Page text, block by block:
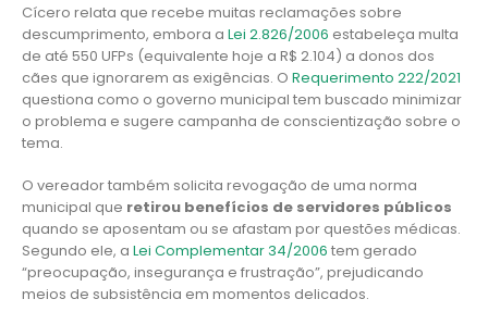
Cícero relata que recebe muitas reclamações sobre
descumprimento, embora a Lei 2.826/2006 estabeleça multa
de até 550 UFPs (equivalente hoje a R$ 2.104) a donos dos
cães que ignorarem as exigências. O Requerimento 222/2021
questiona como o governo municipal tem buscado minimizar
o problema e sugere campanha de conscientização sobre o
tema.
O vereador também solicita revogação de uma norma
municipal que retirou benefícios de servidores públicos
quando se aposentam ou se afastam por questões médicas.
Segundo ele, a Lei Complementar 34/2006 tem gerado
“preocupação, insegurança e frustração”, prejudicando
meios de subsistência em momentos delicados.